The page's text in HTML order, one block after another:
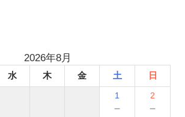
2026年8月
水 木 金 土 日
1
－
2
－